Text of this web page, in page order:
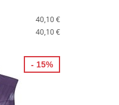
40,10 €
40,10 €
- 15%